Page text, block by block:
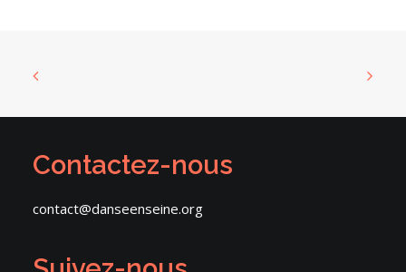
Contactez-nous
contact@danseenseine.org